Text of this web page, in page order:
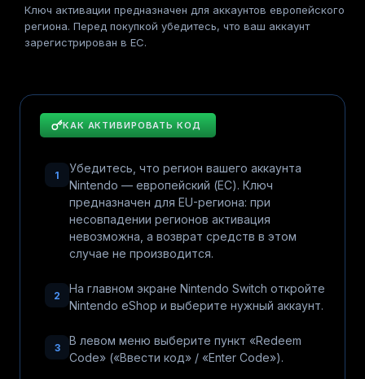
Ключ активации предназначен для аккаунтов европейского
региона. Перед покупкой убедитесь, что ваш аккаунт
зарегистрирован в ЕС.
КАК АКТИВИРОВАТЬ КОД
1
Убедитесь, что регион вашего аккаунта
Nintendo — европейский (ЕС). Ключ
предназначен для EU-региона: при
несовпадении регионов активация
невозможна, а возврат средств в этом
случае не производится.
2
На главном экране Nintendo Switch откройте
Nintendo eShop и выберите нужный аккаунт.
3
В левом меню выберите пункт «Redeem
Code» («Ввести код» / «Enter Code»).